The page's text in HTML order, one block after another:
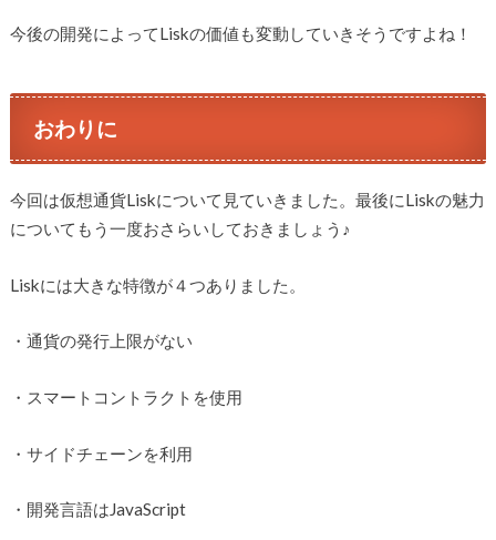
今後の開発によってLiskの価値も変動していきそうですよね！
おわりに
今回は仮想通貨Liskについて見ていきました。最後にLiskの魅力
についてもう一度おさらいしておきましょう♪
Liskには大きな特徴が４つありました。
・通貨の発行上限がない
・スマートコントラクトを使用
・サイドチェーンを利用
・開発言語はJavaScript